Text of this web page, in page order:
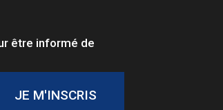
être informé de